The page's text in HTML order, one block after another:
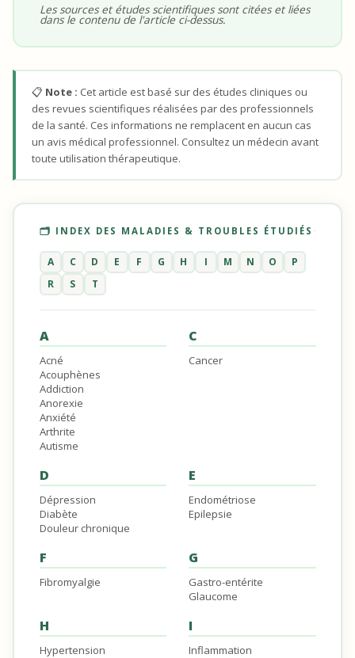
Les sources et études scientifiques sont citées et liées
dans le contenu de l'article ci-dessus.
📋 Note : Cet article est basé sur des études cliniques ou
des revues scientifiques réalisées par des professionnels
de la santé. Ces informations ne remplacent en aucun cas
un avis médical professionnel. Consultez un médecin avant
toute utilisation thérapeutique.
🗂️ INDEX DES MALADIES & TROUBLES ÉTUDIÉS
A C D E F G H I M N O
P
R
S T
A
Acné
Acouphènes
Addiction
Anorexie
Anxiété
Arthrite
Autisme
C
Cancer
D
Dépression
Diabète
Douleur chronique
E
Endométriose
Epilepsie
F
Fibromyalgie
G
Gastro-entérite
Glaucome
H
Hypertension
I
Inflammation